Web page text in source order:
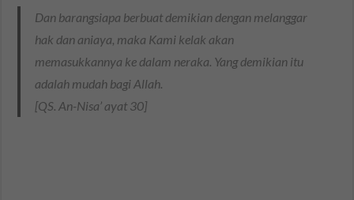
Dan barangsiapa berbuat demikian dengan melanggar
hak dan aniaya, maka Kami kelak akan
memasukkannya ke dalam neraka. Yang demikian itu
adalah mudah bagi Allah.
[QS. An-Nisa’ ayat 30]